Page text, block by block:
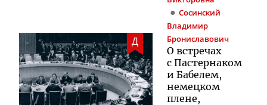
Д
Сосинский
Владимир
Брониславович
О встречах
с Пастернаком
и Бабелем,
немецком
плене,